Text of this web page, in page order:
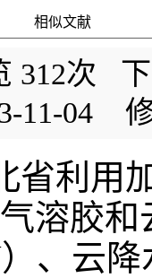
相似文献
312次
11-04
省利用
溶胶
、云